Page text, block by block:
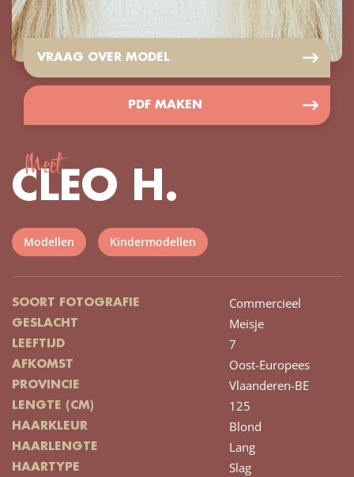
VRAAG OVER MODEL
PDF MAKEN
Meet
CLEO H.
Modellen Kindermodellen
SOORT FOTOGRAFIE Commercieel
GESLACHT Meisje
LEEFTIJD 7
AFKOMST Oost-Europees
PROVINCIE Vlaanderen-BE
LENGTE (CM) 125
HAARKLEUR Blond
HAARLENGTE Lang
HAARTYPE Slag